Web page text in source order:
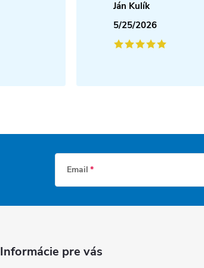
Ján Kulík
5/25/2026
Email
Informácie pre vás